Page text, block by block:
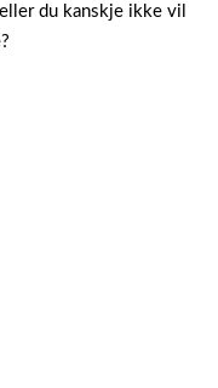
du kanskje ikke vil